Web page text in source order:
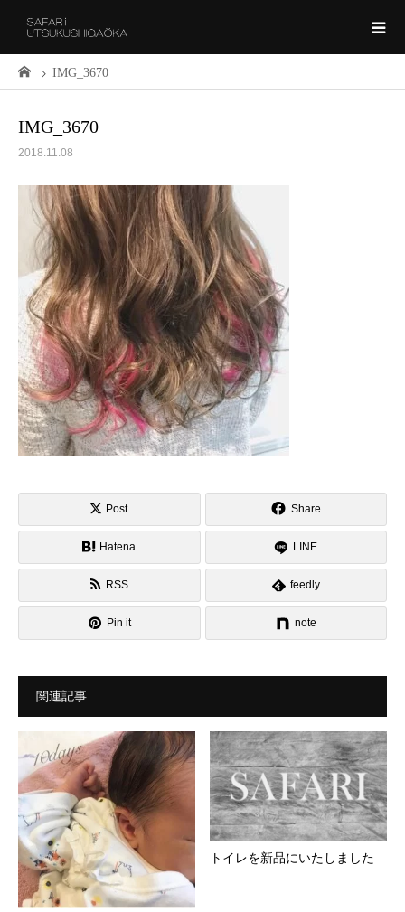
IMG_3670
IMG_3670
2018.11.08
Post Share
Hatena LINE
RSS feedly
Pin it note
関連記事
トイレを新品にいたしました